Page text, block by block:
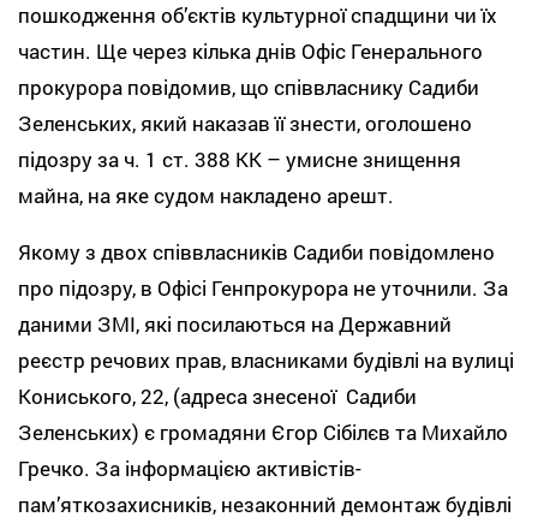
пошкодження об’єктів культурної спадщини чи їх
частин. Ще через кілька днів Офіс Генерального
прокурора повідомив, що співвласнику Садиби
Зеленських, який наказав її знести, оголошено
підозру за ч. 1 ст. 388 КК – умисне знищення
майна, на яке судом накладено арешт.
Якому з двох співвласників Садиби повідомлено
про підозру, в Офісі Генпрокурора не уточнили. За
даними ЗМІ, які посилаються на Державний
реєстр речових прав, власниками будівлі на вулиці
Кониського, 22, (адреса знесеної Садиби
Зеленських) є громадяни Єгор Сібілєв та Михайло
Гречко. За інформацією активістів-
пам’яткозахисників, незаконний демонтаж будівлі